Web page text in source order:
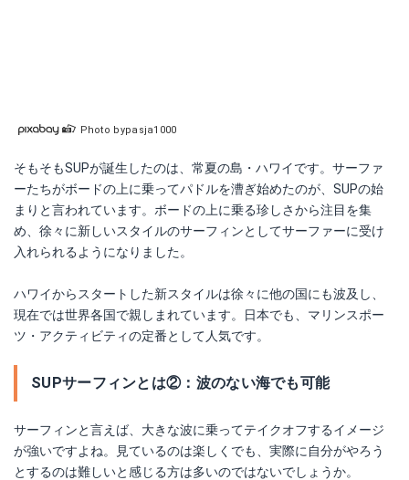
Photo bypasja1000
そもそもSUPが誕生したのは、常夏の島・ハワイです。サーファ
ーたちがボードの上に乗ってパドルを漕ぎ始めたのが、SUPの始
まりと言われています。ボードの上に乗る珍しさから注目を集
め、徐々に新しいスタイルのサーフィンとしてサーファーに受け
入れられるようになりました。
ハワイからスタートした新スタイルは徐々に他の国にも波及し、
現在では世界各国で親しまれています。日本でも、マリンスポー
ツ・アクティビティの定番として人気です。
SUPサーフィンとは②：波のない海でも可能
サーフィンと言えば、大きな波に乗ってテイクオフするイメージ
が強いですよね。見ているのは楽しくでも、実際に自分がやろう
とするのは難しいと感じる方は多いのではないでしょうか。